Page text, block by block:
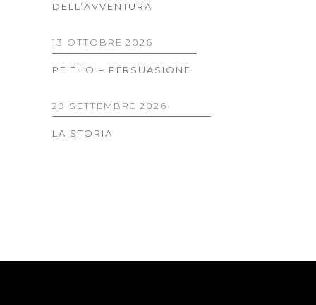
DELL’AVVENTURA
13 OTTOBRE 2026
PEITHO – PERSUASIONE
29 SETTEMBRE 2026
LA STORIA